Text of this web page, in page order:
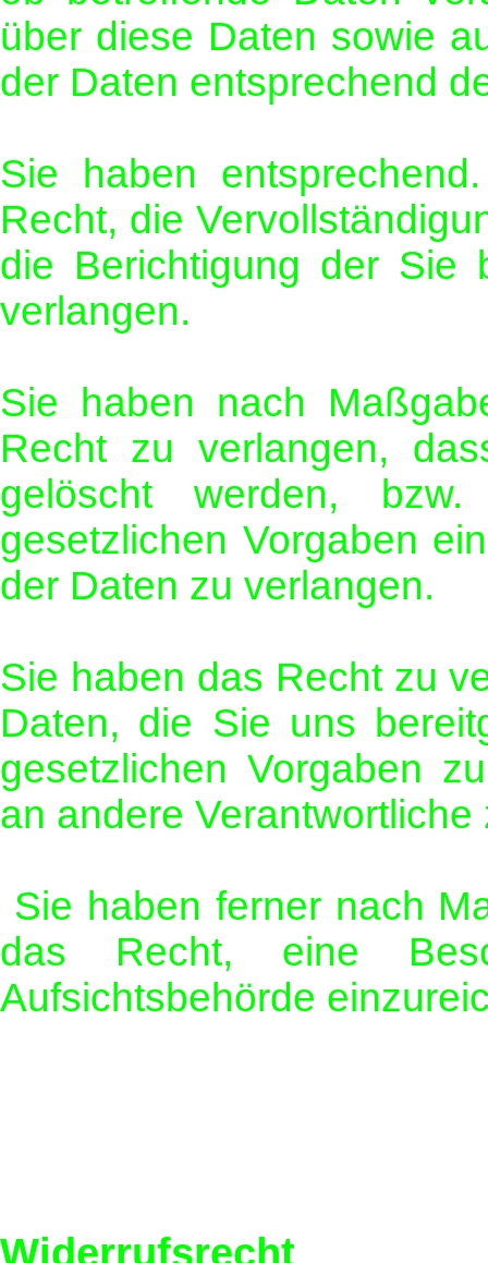
über diese Daten sowie
der Daten entsprechend
Sie haben
Recht, die
die Berichtigung der Sie
verlangen.
Sie haben nach
Recht zu verlangen,
gelöscht werden,
gesetzlichen Vorgaben
der Daten zu verlangen.
Sie haben das Recht zu
Daten, die Sie uns
gesetzlichen Vorgaben
an andere Verantwortliche
Sie haben ferner nach
das Recht, eine
Aufsichtsbehörde
Widerrufsrecht